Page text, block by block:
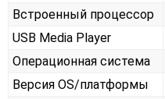
Встроенный процессор
USB Media Player
Операционная система
Версия OS/платформы